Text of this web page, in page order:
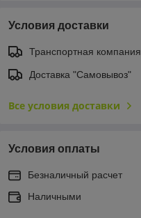
Условия доставки
Транспортная компания
Доставка "Самовывоз"
Все условия доставки
Условия оплаты
Безналичный расчет
Наличными